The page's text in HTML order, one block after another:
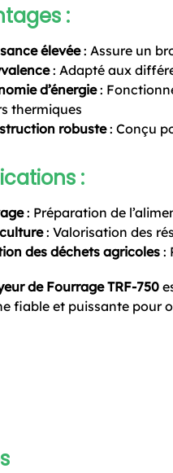
:
élevée: Assure un
: Adapté aux
d’énergie:
thermiques
robuste: Conçu
:
: Préparation de
: Valorisation des
des déchets agricoles:
de Fourrage TRF-750
fiable et puissante pour